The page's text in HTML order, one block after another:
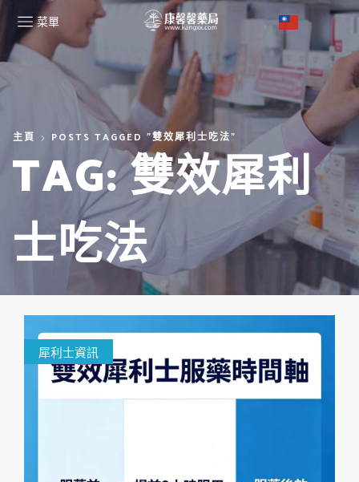
菜單
主頁 POSTS TAGGED "雙效犀利士吃法"
TAG: 雙效犀利
士吃法
犀利士資訊